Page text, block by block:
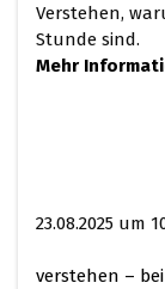
Verstehen,
Stunde sind.
Mehr
23.08.2025 um
verstehen –